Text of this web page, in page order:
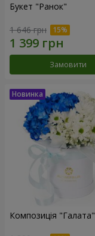
Букет "Ранок"
1 646 грн
Замовити
Композиція "Галата"